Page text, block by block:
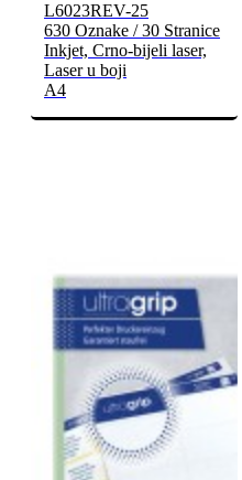
L6023REV-25
630 Oznake / 30 Stranice
Inkjet, Crno-bijeli laser,
Laser u boji
A4